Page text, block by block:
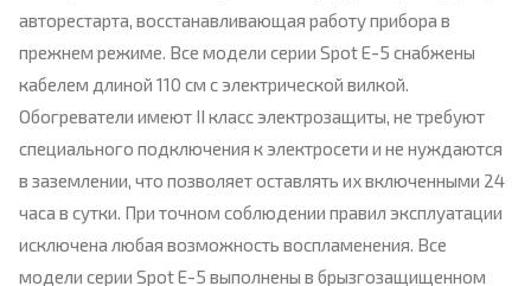
авторестарта, восстанавливающая работу прибора в
прежнем режиме. Все модели серии Spot E-5 снабжены
кабелем длиной 110 см с электрической вилкой.
Обогреватели имеют II класс электрозащиты, не требуют
специального подключения к электросети и не нуждаются
в заземлении, что позволяет оставлять их включенными 24
часа в сутки. При точном соблюдении правил эксплуатации
исключена любая возможность воспламенения. Все
модели серии Spot Е-5 выполнены в брызгозащищенном